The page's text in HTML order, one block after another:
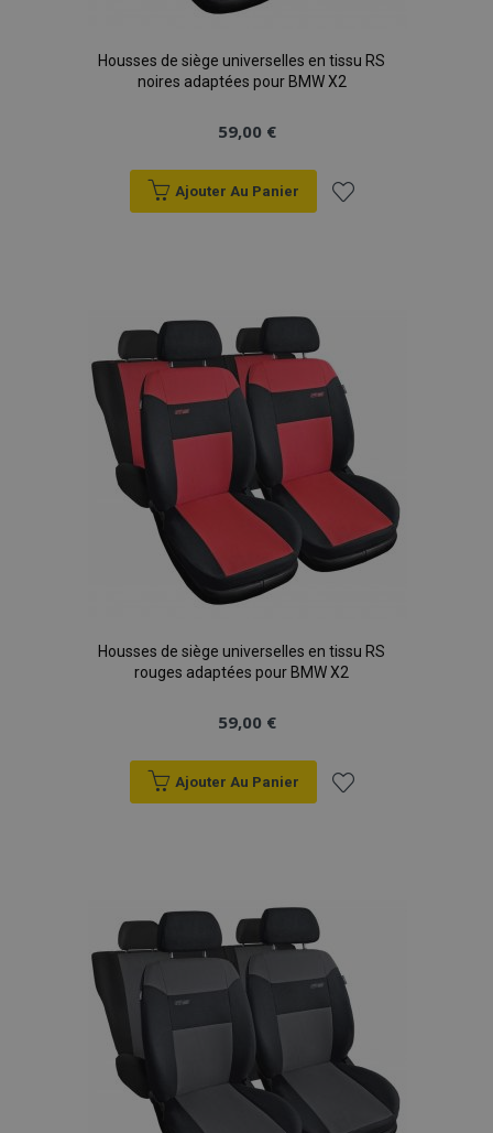
Housses de siège universelles en tissu RS
noires adaptées pour BMW X2
59,00 €
Ajouter Au Panier
d'achats
Housses de siège universelles en tissu RS
rouges adaptées pour BMW X2
59,00 €
Ajouter Au Panier
d'achats